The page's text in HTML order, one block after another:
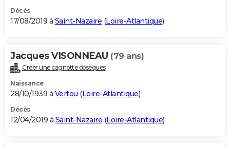
Décès
17/08/2019 à Saint-Nazaire (Loire-Atlantique)
Jacques VISONNEAU (79 ans)
Créer une cagnotte obsèques
Naissance
28/10/1939 à Vertou (Loire-Atlantique)
Décès
12/04/2019 à Saint-Nazaire (Loire-Atlantique)